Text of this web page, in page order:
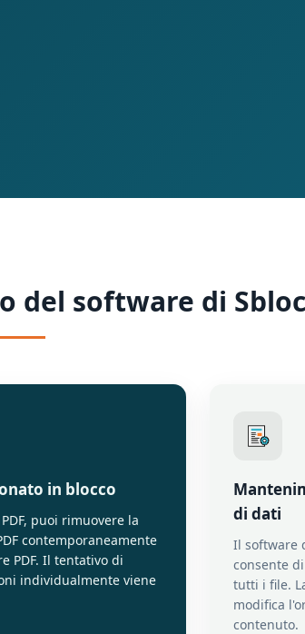
software di
in blocco
puoi rimuovere la
contemporaneamente
PDF. Il tentativo di
individualmente viene
di dati
Il software
consente
tutti i file.
modifica
contenuto.